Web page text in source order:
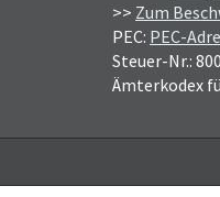
>> Zum
PEC: PEC-
Steuer-Nr.:
Ämterkodex